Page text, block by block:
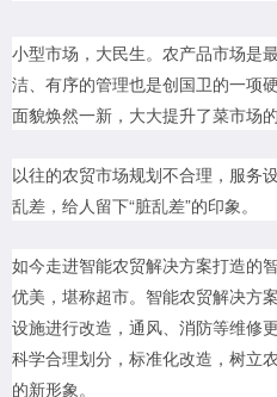
小型市场，大民生。农产品市场是
洁、有序的管理也是创国卫的一项
面貌焕然一新，大大提升了菜市场
以往的农贸市场规划不合理，服务
乱差，给人留下“脏乱差”的印象。
如今走进智能农贸解决方案打造的
优美，堪称超市。智能农贸解决方
设施进行改造，通风、消防等维修
科学合理划分，标准化改造，树立
的新形象。